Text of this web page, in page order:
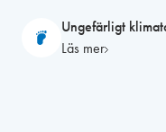
Ungefärligt
Läs mer